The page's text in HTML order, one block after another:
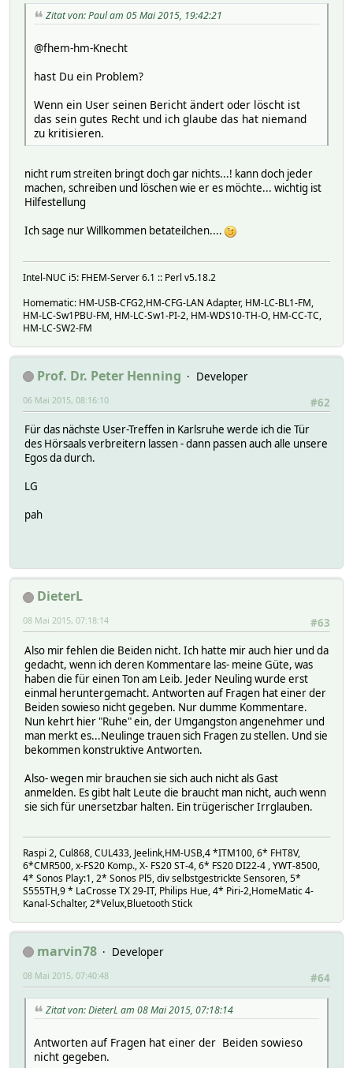
Zitat von: Paul am 05 Mai 2015, 19:42:21
@fhem-hm-Knecht
hast Du ein Problem?
Wenn ein User seinen Bericht ändert oder löscht ist
das sein gutes Recht und ich glaube das hat niemand
zu kritisieren.
nicht rum streiten bringt doch gar nichts...! kann doch jeder
machen, schreiben und löschen wie er es möchte... wichtig ist
Hilfestellung
Ich sage nur Willkommen betateilchen....
Intel-NUC i5: FHEM-Server 6.1 :: Perl v5.18.2
Homematic: HM-USB-CFG2,HM-CFG-LAN Adapter, HM-LC-BL1-FM,
HM-LC-Sw1PBU-FM, HM-LC-Sw1-PI-2, HM-WDS10-TH-O, HM-CC-TC,
HM-LC-SW2-FM
Prof. Dr. Peter Henning
Developer
#62
06 Mai 2015, 08:16:10
Für das nächste User-Treffen in Karlsruhe werde ich die Tür
des Hörsaals verbreitern lassen - dann passen auch alle unsere
Egos da durch.
LG
pah
DieterL
#63
08 Mai 2015, 07:18:14
Also mir fehlen die Beiden nicht. Ich hatte mir auch hier und da
gedacht, wenn ich deren Kommentare las- meine Güte, was
haben die für einen Ton am Leib. Jeder Neuling wurde erst
einmal heruntergemacht. Antworten auf Fragen hat einer der
Beiden sowieso nicht gegeben. Nur dumme Kommentare.
Nun kehrt hier "Ruhe" ein, der Umgangston angenehmer und
man merkt es...Neulinge trauen sich Fragen zu stellen. Und sie
bekommen konstruktive Antworten.
Also- wegen mir brauchen sie sich auch nicht als Gast
anmelden. Es gibt halt Leute die braucht man nicht, auch wenn
sie sich für unersetzbar halten. Ein trügerischer Irrglauben.
Raspi 2, Cul868, CUL433, Jeelink,HM-USB,4 *ITM100, 6* FHT8V,
6*CMR500, x-FS20 Komp., X- FS20 ST-4, 6* FS20 DI22-4 , YWT-8500,
4* Sonos Play:1, 2* Sonos Pl5, div selbstgestrickte Sensoren, 5*
S555TH,9 * LaCrosse TX 29-IT, Philips Hue, 4* Piri-2,HomeMatic 4-
Kanal-Schalter, 2*Velux,Bluetooth Stick
marvin78
Developer
#64
08 Mai 2015, 07:40:48
Zitat von: DieterL am 08 Mai 2015, 07:18:14
Antworten auf Fragen hat einer der Beiden sowieso
nicht gegeben.